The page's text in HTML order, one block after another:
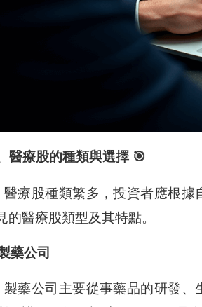
醫療股的種類與選擇 🎯
醫療股種類繁多，投資者應根據
的醫療股類型及其特點。
藥公司
製藥公司主要從事藥品的研發、